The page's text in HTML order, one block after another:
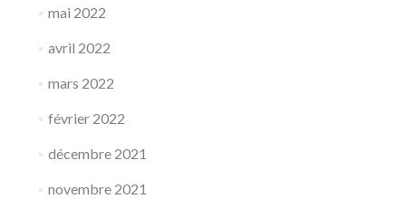
mai 2022
avril 2022
mars 2022
février 2022
décembre 2021
novembre 2021